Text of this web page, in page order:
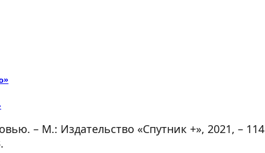
– М.: Издательство «Спутник +», 2021, – 114